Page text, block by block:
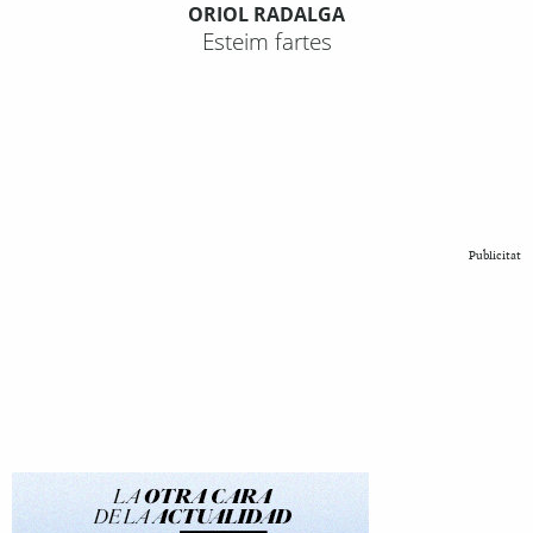
ORIOL RADALGA
Esteim fartes
Publicitat